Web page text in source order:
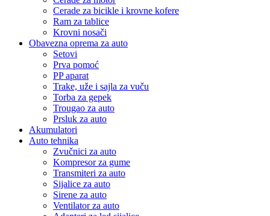
Cerade za bicikle i krovne kofere
Ram za tablice
Krovni nosači
Obavezna oprema za auto
Setovi
Prva pomoć
PP aparat
Trake, uže i sajla za vuču
Torba za gepek
Trougao za auto
Prsluk za auto
Akumulatori
Auto tehnika
Zvučnici za auto
Kompresor za gume
Transmiteri za auto
Sijalice za auto
Sirene za auto
Ventilator za auto